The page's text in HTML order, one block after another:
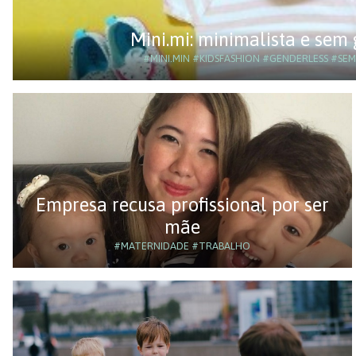
Mini.mi: minimalista e sem
#MINI.MIN #KIDSFASHION #GENDERLESS#SEM
Empresa recusa profissional por ser
mãe
#MATERNIDADE #TRABALHO